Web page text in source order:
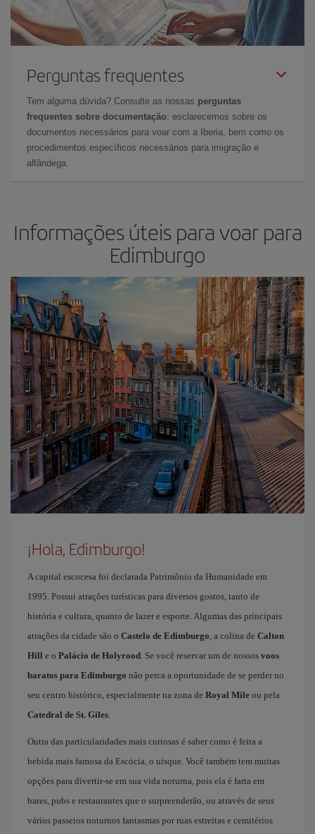
Perguntas frequentes
Tem alguma dúvida? Consulte as nossas perguntas
frequentes sobre documentação: esclarecemos sobre os
documentos necessários para voar com a Iberia, bem como os
procedimentos específicos necessários para imigração e
alfândega.
Informações úteis para voar para
Edimburgo
¡Hola, Edimburgo!
A capital escocesa foi declarada Patrimônio da Humanidade em
1995. Possui atrações turísticas para diversos gostos, tanto de
história e cultura, quanto de lazer e esporte. Algumas das principais
atrações da cidade são o Castelo de Edimburgo, a colina de Calton
Hill e o Palácio de Holyrood. Se você reservar um de nossos voos
baratos para Edimburgo não perca a oportunidade de se perder no
seu centro histórico, especialmente na zona de Royal Mile ou pela
Catedral de St. Giles.
Outra das particularidades mais curiosas é saber como é feita a
bebida mais famosa da Escócia, o uísque. Você também tem muitas
opções para divertir-se em sua vida noturna, pois ela é farta em
bares, pubs e restaurantes que o surpreenderão, ou através de seus
vários passeios noturnos fantasmas por ruas estreitas e cemitérios